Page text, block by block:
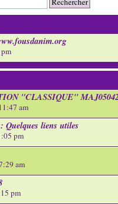
"CLASSIQUE"
am
liens utiles
pm
am
pm